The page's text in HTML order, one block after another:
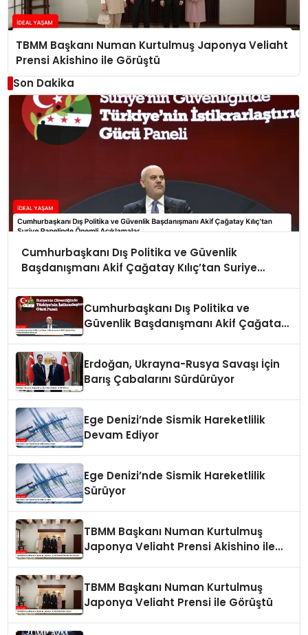
TBMM Başkanı Numan Kurtulmuş Japonya Veliaht
Prensi Akishino ile Görüştü
Son Dakika
Cumhurbaşkanı Dış Politika ve Güvenlik
Başdanışmanı Akif Çağatay Kılıç’tan Suriye
Cumhurbaşkanı Dış Politika ve
Güvenlik Başdanışmanı Akif Çağatay
Erdoğan, Ukrayna-Rusya Savaşı İçin
Barış Çabalarını Sürdürüyor
Ege Denizi’nde Sismik Hareketlilik
Devam Ediyor
Ege Denizi’nde Sismik Hareketlilik
Sürüyor
TBMM Başkanı Numan Kurtulmuş
Japonya Veliaht Prensi Akishino ile
TBMM Başkanı Numan Kurtulmuş
Japonya Veliaht Prensi ile Görüştü